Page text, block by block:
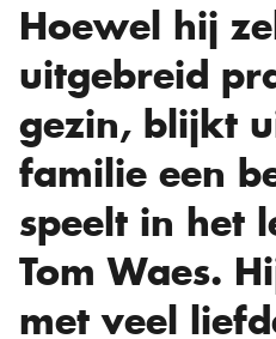
Hoewel hij
uitgebreid
gezin, blijkt
familie een
speelt in het
Tom Waes.
met veel